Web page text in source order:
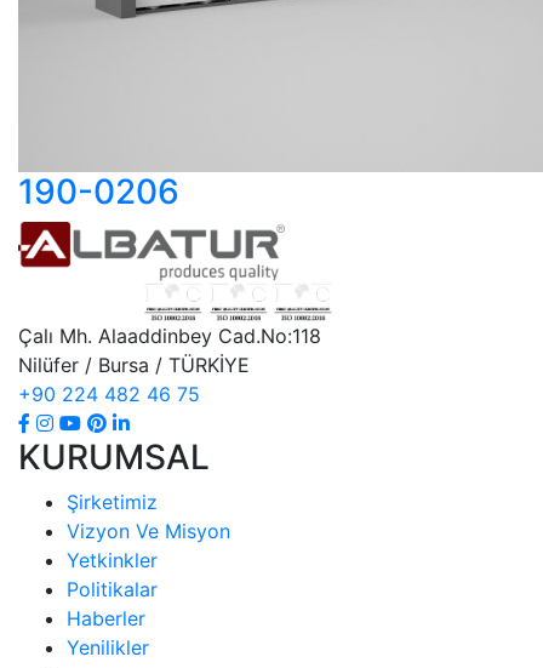
190-0206
Çalı Mh. Alaaddinbey Cad.No:118
Nilüfer / Bursa / TÜRKİYE
+90 224 482 46 75
KURUMSAL
Şirketimiz
Vizyon Ve Misyon
Yetkinkler
Politikalar
Haberler
Yenilikler